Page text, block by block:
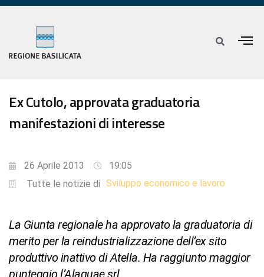
Ex Cutolo, approvata graduatoria
manifestazioni di interesse
26 Aprile 2013
19:05
Tutte le notizie di Sviluppo economico e lavoro
La Giunta regionale ha approvato la graduatoria di
merito per la reindustrializzazione dell’ex sito
produttivo inattivo di Atella. Ha raggiunto maggior